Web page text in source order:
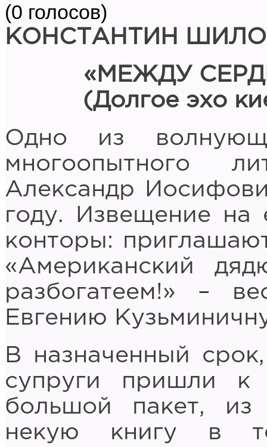
(0 голосов)
КОНСТАНТИН
«МЕЖДУ
(Долгое эхо
Одно из
многоопытного
Александр
году. Извещение на
конторы:
«Американский
разбогатеем!» –
Евгению
В назначенный
супруги пришли к
большой пакет, из
некую книгу в